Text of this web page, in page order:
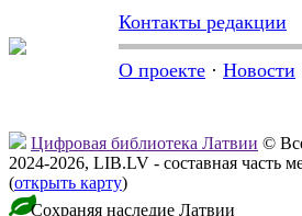
Контакты редакции
О проекте · Новости
Цифровая библиотека Латвии ©
2024-2026, LIB.LV - составная часть
(открыть карту)
Сохраняя наследие Латвии